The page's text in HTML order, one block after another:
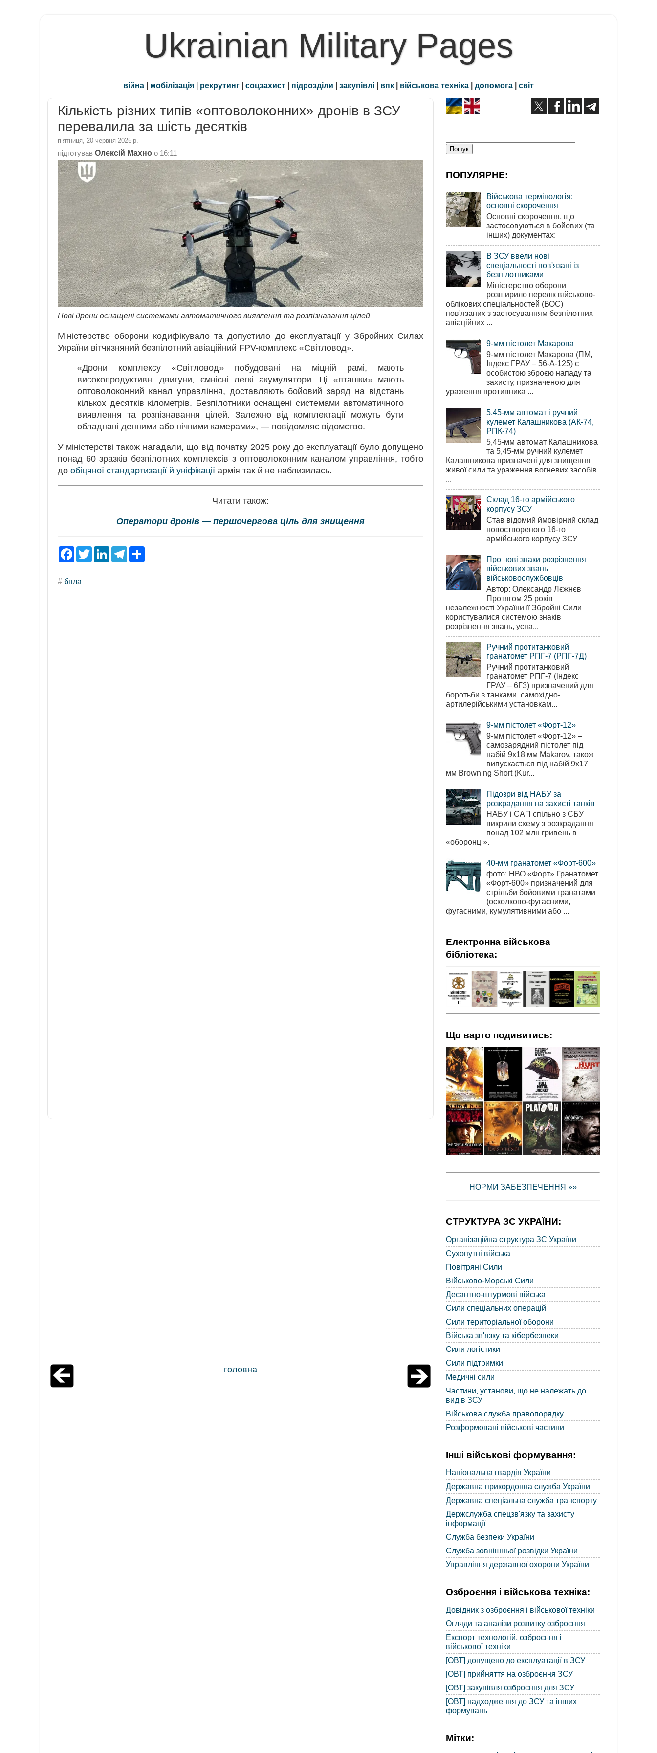
Ukrainian Military Pages
війна | мобілізація | рекрутинг | соцзахист | підрозділи | закупівлі | впк | військова техніка | допомога | світ
Кількість різних типів «оптоволоконних» дронів в ЗСУ
перевалила за шість десятків
пʼятниця, 20 червня 2025 р.
підготував Олексій Махно о 16:11
Нові дрони оснащені системами автоматичного виявлення та розпізнавання цілей
Міністерство оборони кодифікувало та допустило до експлуатації у Збройних Силах
України вітчизняний безпілотний авіаційний FPV-комплекс «Світловод».
«Дрони комплексу «Світловод» побудовані на міцній рамі, мають
високопродуктивні двигуни, ємнісні легкі акумулятори. Ці «пташки» мають
оптоволоконний канал управління, доставляють бойовий заряд на відстань
кількох десятків кілометрів. Безпілотники оснащені системами автоматичного
виявлення та розпізнавання цілей. Залежно від комплектації можуть бути
обладнані денними або нічними камерами», — повідомляє відомство.
У міністерстві також нагадали, що від початку 2025 року до експлуатації було допущено
понад 60 зразків безпілотних комплексів з оптоволоконним каналом управління, тобто
до обіцяної стандартизації й уніфікації армія так й не наблизилась.
Читати також:
Оператори дронів — першочергова ціль для знищення
F
a
b
T
w
L
T
# бпла
головна
ПОПУЛЯРНЕ:
Військова термінологія:
основні скорочення
Основні скорочення, що
застосовуються в бойових (та
інших) документах:
В ЗСУ ввели нові
спеціальності пов'язані із
безпілотниками
Міністерство оборони
розширило перелік військово-
облікових спеціальностей (ВОС)
пов'язаних з застосуванням безпілотних
авіаційних ...
9-мм пістолет Макарова
9-мм пістолет Макарова (ПМ,
Індекс ГРАУ – 56-А-125) є
особистою зброєю нападу та
захисту, призначеною для
ураження противника ...
5,45-мм автомат і ручний
кулемет Калашникова (АК-74,
РПК-74)
5,45-мм автомат Калашникова
та 5,45-мм ручний кулемет
Калашникова призначені для знищення
живої сили та ураження вогневих засобів
...
Склад 16-го армійського
корпусу ЗСУ
Став відомий ймовірний склад
новоствореного 16-го
армійського корпусу ЗСУ
Про нові знаки розрізнення
військових звань
військовослужбовців
Автор: Олександр Лєжнєв
Протягом 25 років
незалежності України її Збройні Сили
користувалися системою знаків
розрізнення звань, успа...
Ручний протитанковий
гранатомет РПГ-7 (РПГ-7Д)
Ручний протитанковий
гранатомет РПГ-7 (індекс
ГРАУ – 6Г3) призначений для
боротьби з танками, самохідно-
артилерійськими установкам...
9-мм пістолет «Форт-12»
9-мм пістолет «Форт-12» –
самозарядний пістолет під
набій 9х18 мм Makarov, також
випускається під набій 9х17
мм Browning Short (Kur...
Підозри від НАБУ за
розкрадання на захисті танків
НАБУ і САП спільно з СБУ
викрили схему з розкрадання
понад 102 млн гривень в
«оборонці».
40-мм гранатомет «Форт-600»
фото: НВО «Форт» Гранатомет
«Форт-600» призначений для
стрільби бойовими гранатами
(осколково-фугасними,
фугасними, кумулятивними або ...
Електронна військова
бібліотека:
Що варто подивитись:
НОРМИ ЗАБЕЗПЕЧЕННЯ »»
СТРУКТУРА ЗС УКРАЇНИ:
Організаційна структура ЗС України
Сухопутні війська
Повітряні Сили
Військово-Морські Сили
Десантно-штурмові війська
Сили спеціальних операцій
Сили територіальної оборони
Війська зв'язку та кібербезпеки
Сили логістики
Сили підтримки
Медичні сили
Частини, установи, що не належать до
видів ЗСУ
Військова служба правопорядку
Розформовані військові частини
Інші військові формування:
Національна гвардія України
Державна прикордонна служба України
Державна спеціальна служба транспорту
Держслужба спецзв'язку та захисту
інформації
Служба безпеки України
Служба зовнішньої розвідки України
Управління державної охорони України
Озброєння і військова техніка:
Довідник з озброєння і військової техніки
Огляди та аналізи розвитку озброєння
Експорт технологій, озброєння і
військової техніки
[ОВТ] допущено до експлуатації в ЗСУ
[ОВТ] прийняття на озброєння ЗСУ
[ОВТ] закупівля озброєння для ЗСУ
[ОВТ] надходження до ЗСУ та інших
формувань
Мітки: